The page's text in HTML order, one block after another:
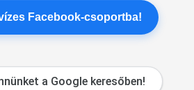
Facebook-csoportba!
a Google keresőben!